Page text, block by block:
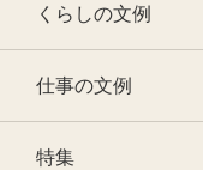
くらしの文例
仕事の文例
特集